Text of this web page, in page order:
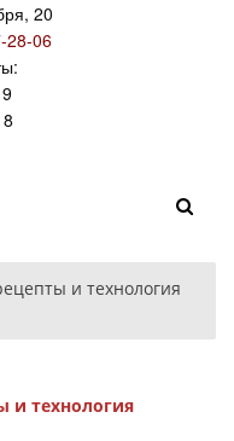
20
28-06
и технология
и технология